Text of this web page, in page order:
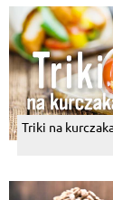
Triki na